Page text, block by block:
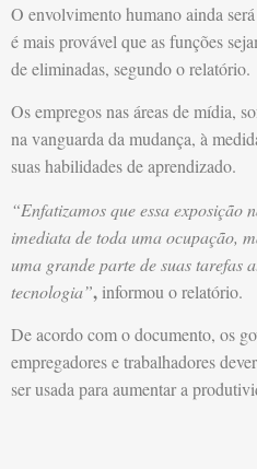
O envolvimento humano ainda
é mais provável que as funções
de eliminadas, segundo o relatório.
Os empregos nas áreas de mídia,
na vanguarda da mudança, à
suas habilidades de aprendizado.
“Enfatizamos que essa exposição
imediata de toda uma ocupação,
uma grande parte de suas tarefas
tecnologia”, informou o relatório.
De acordo com o documento, os
empregadores e trabalhadores
ser usada para aumentar a